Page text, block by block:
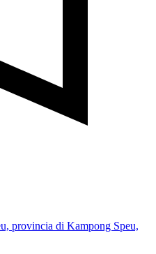
provincia di Kampong Speu,